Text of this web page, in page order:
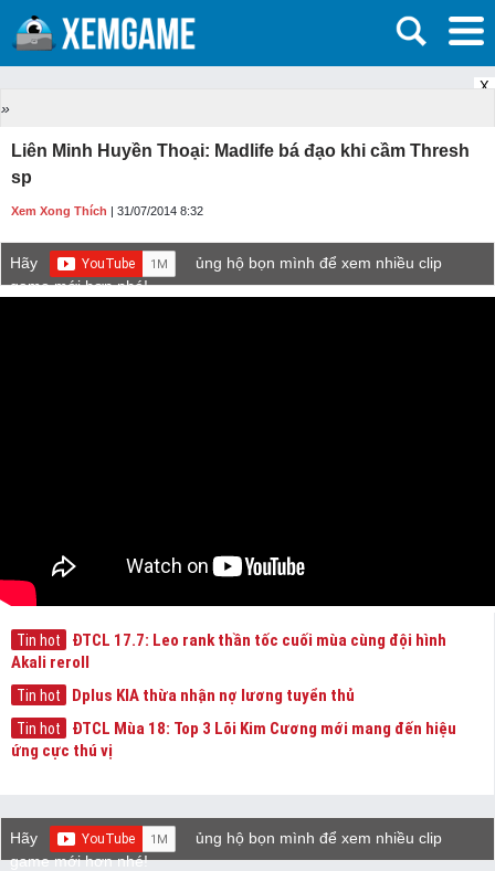
X
»
Liên Minh Huyền Thoại: Madlife bá đạo khi cầm Thresh
sp
Xem Xong Thích | 31/07/2014 8:32
Hãy
ủng hộ bọn mình để xem nhiều clip
game mới hơn nhé!
Tin hot
ĐTCL 17.7: Leo rank thần tốc cuối mùa cùng đội hình
Akali reroll
Tin hot Dplus KIA thừa nhận nợ lương tuyển thủ
Tin hot
ĐTCL Mùa 18: Top 3 Lõi Kim Cương mới mang đến hiệu
ứng cực thú vị
Hãy
ủng hộ bọn mình để xem nhiều clip
game mới hơn nhé!